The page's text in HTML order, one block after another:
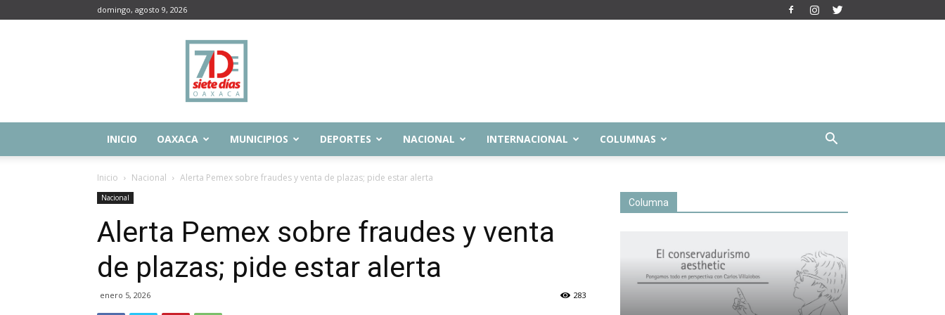
domingo, agosto 9, 2026
Siete
Días
Oaxaca
INICIO OAXACA MUNICIPIOS DEPORTES NACIONAL INTERNACIONAL COLUMNAS
Inicio Nacional Alerta Pemex sobre fraudes y venta de plazas; pide estar alerta
Nacional
Alerta Pemex sobre fraudes y venta
de plazas; pide estar alerta
enero 5, 2026 283
Columna